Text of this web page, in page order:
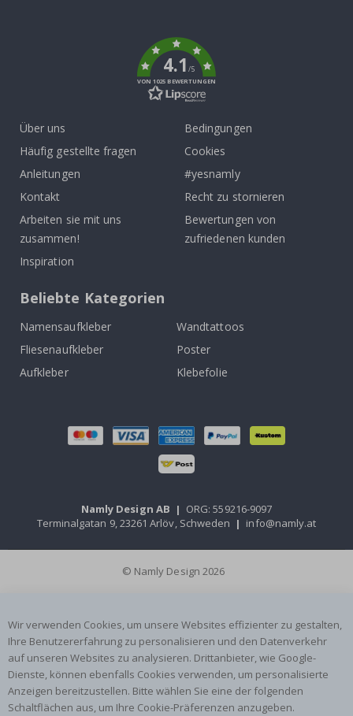
4.1/5
VON 1025 BEWERTUNGEN
Über uns
Häufig gestellte fragen
Anleitungen
Kontakt
Arbeiten sie mit uns
zusammen!
Inspiration
Bedingungen
Cookies
#yesnamly
Recht zu stornieren
Bewertungen von
zufriedenen kunden
Beliebte Kategorien
Namensaufkleber
Wandtattoos
Fliesenaufkleber
Poster
Aufkleber
Klebefolie
Namly Design AB | ORG: 559216-9097
Terminalgatan 9, 23261 Arlöv, Schweden | info@namly.at
© Namly Design 2026
Wir verwenden Cookies, um unsere Websites effizienter zu gestalten,
Ihre Benutzererfahrung zu personalisieren und den Datenverkehr
auf unseren Websites zu analysieren. Drittanbieter, wie Google-
Dienste, können ebenfalls Cookies verwenden, um personalisierte
Anzeigen bereitzustellen. Bitte wählen Sie eine der folgenden
Schaltflächen aus, um Ihre Cookie-Präferenzen anzugeben.